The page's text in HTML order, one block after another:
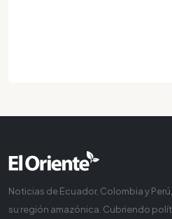
Noticias de Ecuador, Colombia y
su región amazónica. Cubriendo